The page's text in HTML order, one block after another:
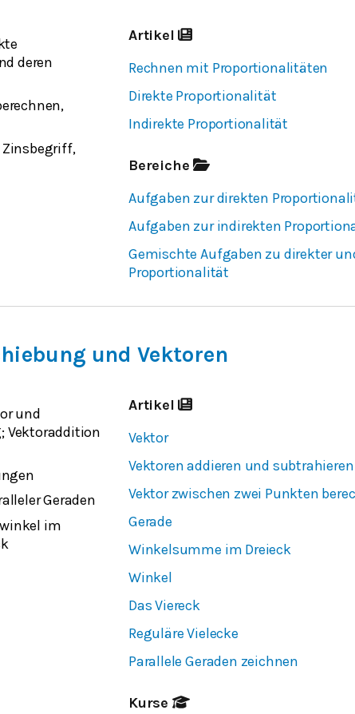
deren
Artikel
Rechnen mit Proportionalitäten
Direkte Proportionalität
Indirekte Proportionalität
Bereiche
Aufgaben zur direkten
Aufgaben zur indirekten
Gemischte Aufgaben zu direkter
Proportionalität
und Vektoren
und
Vektoraddition
Geraden
im
Artikel
Vektor
Vektoren addieren und subtrahieren
Vektor zwischen zwei Punkten
Gerade
Winkelsumme im Dreieck
Winkel
Das Viereck
Reguläre Vielecke
Parallele Geraden zeichnen
Kurse